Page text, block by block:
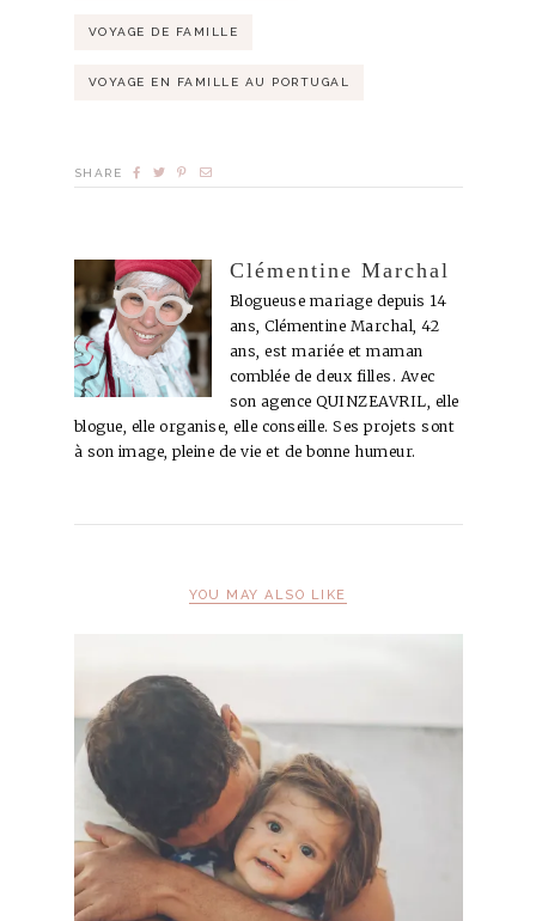
VOYAGE DE FAMILLE
VOYAGE EN FAMILLE AU PORTUGAL
SHARE
Clémentine Marchal
Blogueuse mariage depuis 14
ans, Clémentine Marchal, 42
ans, est mariée et maman
comblée de deux filles. Avec
son agence QUINZEAVRIL, elle
blogue, elle organise, elle conseille. Ses projets sont
à son image, pleine de vie et de bonne humeur.
YOU MAY ALSO LIKE